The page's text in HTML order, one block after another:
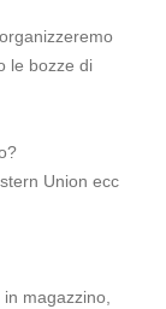
le bozze di
Union ecc
magazzino,